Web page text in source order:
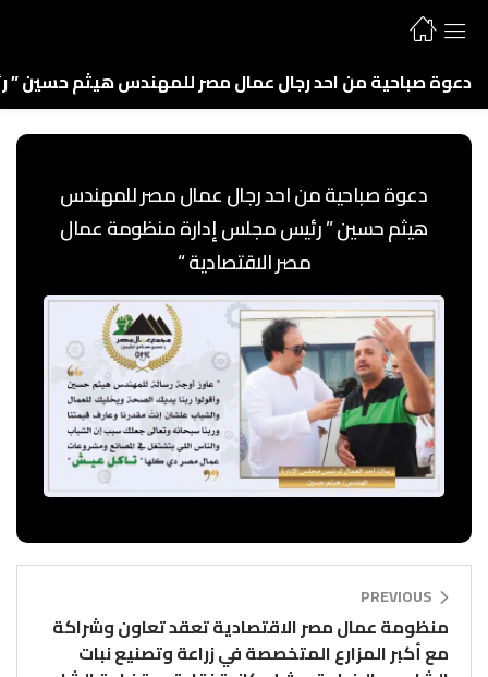
دعوة صباحية من احد رجال عمال مصر للمهندس هيثم حسين
دعوة صباحية من احد رجال عمال مصر للمهندس
هيثم حسين ” رئيس مجلس إدارة منظومة عمال
مصر الاقتصادية “
PREVIOUS
منظومة عمال مصر الاقتصادية تعقد تعاون وشراكة
مع أكبر المزارع المتخصصة في زراعة وتصنيع نبات